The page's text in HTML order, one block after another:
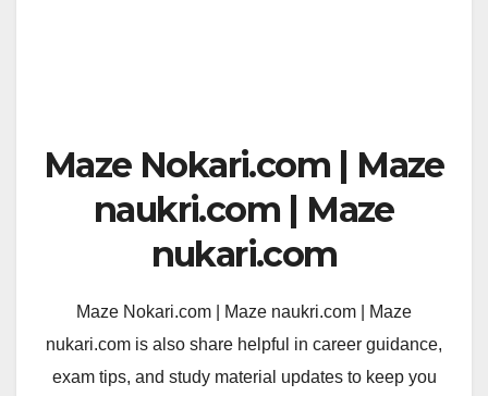
Maze Nokari.com | Maze
naukri.com | Maze
nukari.com
Maze Nokari.com | Maze naukri.com | Maze
nukari.com is also share helpful in career guidance,
exam tips, and study material updates to keep you